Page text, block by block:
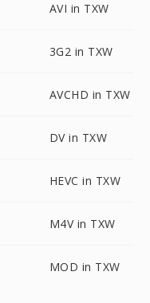
AVI in TXW
3G2 in TXW
AVCHD in TXW
DV in TXW
HEVC in TXW
M4V in TXW
MOD in TXW